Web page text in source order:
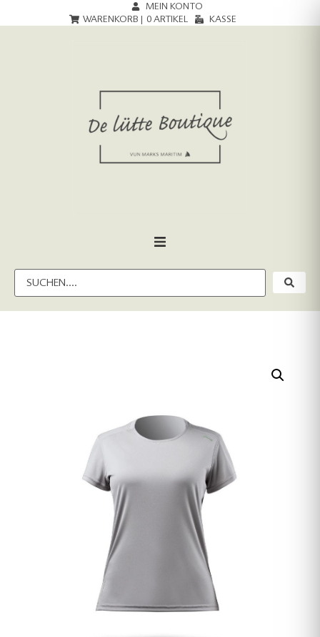
MEIN KONTO
WARENKORB |
0 ARTIKEL KASSE
HOME
DAMEN